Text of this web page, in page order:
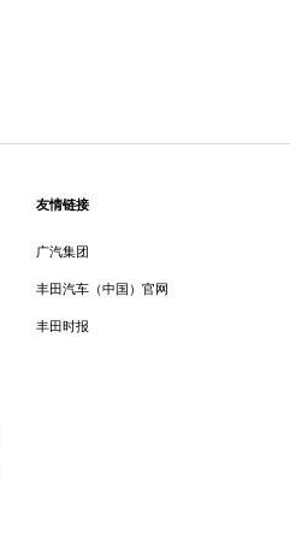
友情链接
广汽集团
丰田汽车（中国）官网
丰田时报